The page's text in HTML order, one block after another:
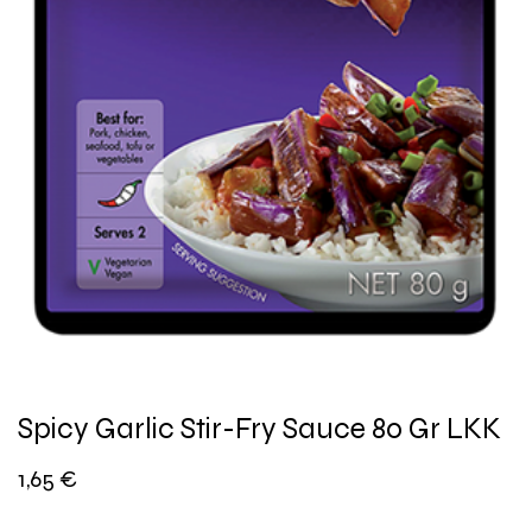
Spicy Garlic Stir-Fry Sauce 80 Gr LKK
1,65 €